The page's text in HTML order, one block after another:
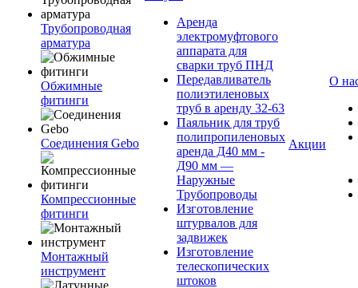
Трубопроводная
арматура
Обжимные
фитинги
Соединения Gebo
Компрессионные
фитинги
Монтажный
инструмент
Аренда
электромуфтового
аппарата для
сварки труб ПНД
Передавливатель
полиэтиленовых
труб в аренду 32-63
Паяльник для труб
полипропиленовых
аренда Д40 мм -
Д90 мм —
Наружные
Трубопроводы
Изготовление
штурвалов для
задвижек
Изготовление
телескопических
штоков
Акции
О